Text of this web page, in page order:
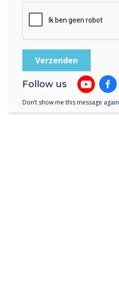
Follow us
Don’t show me this message again